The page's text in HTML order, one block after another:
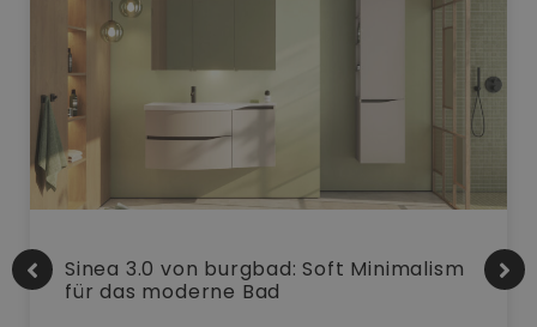
Sinea 3.0 von burgbad: Soft Minimalism
für das moderne Bad